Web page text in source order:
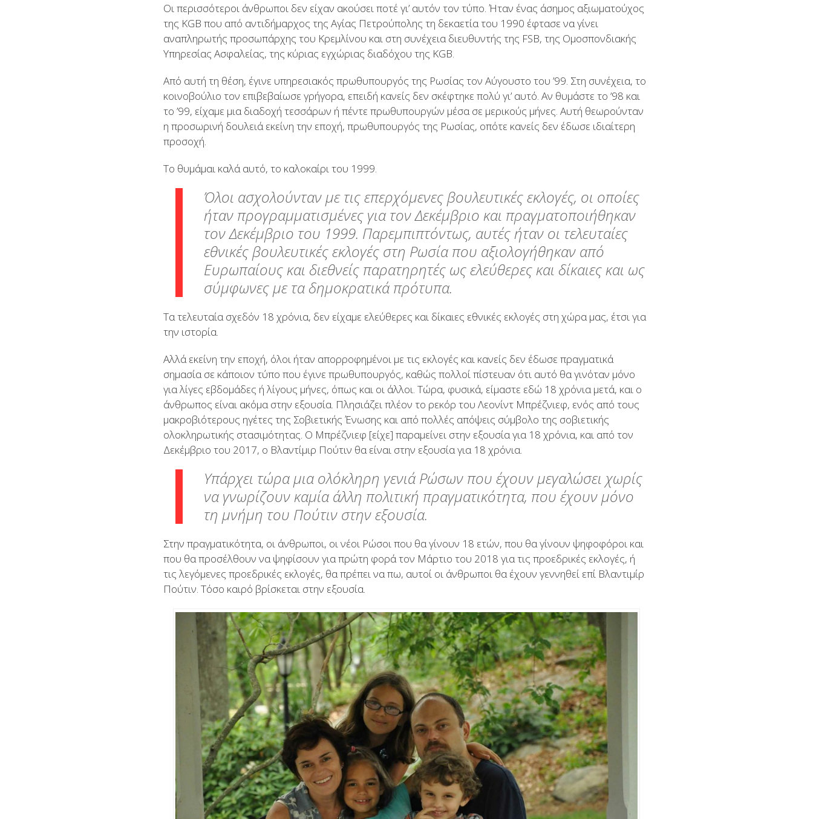
Οι περισσότεροι άνθρωποι δεν είχαν ακούσει ποτέ γι’ αυτόν τον τύπο. Ήταν ένας άσημος αξιωματούχος
της KGB που από αντιδήμαρχος της Αγίας Πετρούπολης τη δεκαετία του 1990 έφτασε να γίνει
αναπληρωτής προσωπάρχης του Κρεμλίνου και στη συνέχεια διευθυντής της FSB, της Ομοσπονδιακής
Υπηρεσίας Ασφαλείας, της κύριας εγχώριας διαδόχου της KGB.
Από αυτή τη θέση, έγινε υπηρεσιακός πρωθυπουργός της Ρωσίας τον Αύγουστο του ’99. Στη συνέχεια, το
κοινοβούλιο τον επιβεβαίωσε γρήγορα, επειδή κανείς δεν σκέφτηκε πολύ γι’ αυτό. Αν θυμάστε το ’98 και
το ’99, είχαμε μια διαδοχή τεσσάρων ή πέντε πρωθυπουργών μέσα σε μερικούς μήνες. Αυτή θεωρούνταν
η προσωρινή δουλειά εκείνη την εποχή, πρωθυπουργός της Ρωσίας, οπότε κανείς δεν έδωσε ιδιαίτερη
προσοχή.
Το θυμάμαι καλά αυτό, το καλοκαίρι του 1999.
Όλοι ασχολούνταν με τις επερχόμενες βουλευτικές εκλογές, οι οποίες
ήταν προγραμματισμένες για τον Δεκέμβριο και πραγματοποιήθηκαν
τον Δεκέμβριο του 1999. Παρεμπιπτόντως, αυτές ήταν οι τελευταίες
εθνικές βουλευτικές εκλογές στη Ρωσία που αξιολογήθηκαν από
Ευρωπαίους και διεθνείς παρατηρητές ως ελεύθερες και δίκαιες και ως
σύμφωνες με τα δημοκρατικά πρότυπα.
Τα τελευταία σχεδόν 18 χρόνια, δεν είχαμε ελεύθερες και δίκαιες εθνικές εκλογές στη χώρα μας, έτσι για
την ιστορία.
Αλλά εκείνη την εποχή, όλοι ήταν απορροφημένοι με τις εκλογές και κανείς δεν έδωσε πραγματικά
σημασία σε κάποιον τύπο που έγινε πρωθυπουργός, καθώς πολλοί πίστευαν ότι αυτό θα γινόταν μόνο
για λίγες εβδομάδες ή λίγους μήνες, όπως και οι άλλοι. Τώρα, φυσικά, είμαστε εδώ 18 χρόνια μετά, και ο
άνθρωπος είναι ακόμα στην εξουσία. Πλησιάζει πλέον το ρεκόρ του Λεονίντ Μπρέζνιεφ, ενός από τους
μακροβιότερους ηγέτες της Σοβιετικής Ένωσης και από πολλές απόψεις σύμβολο της σοβιετικής
ολοκληρωτικής στασιμότητας. Ο Μπρέζνιεφ [είχε] παραμείνει στην εξουσία για 18 χρόνια, και από τον
Δεκέμβριο του 2017, ο Βλαντίμιρ Πούτιν θα είναι στην εξουσία για 18 χρόνια.
Υπάρχει τώρα μια ολόκληρη γενιά Ρώσων που έχουν μεγαλώσει χωρίς
να γνωρίζουν καμία άλλη πολιτική πραγματικότητα, που έχουν μόνο
τη μνήμη του Πούτιν στην εξουσία.
Στην πραγματικότητα, οι άνθρωποι, οι νέοι Ρώσοι που θα γίνουν 18 ετών, που θα γίνουν ψηφοφόροι και
που θα προσέλθουν να ψηφίσουν για πρώτη φορά τον Μάρτιο του 2018 για τις προεδρικές εκλογές, ή
τις λεγόμενες προεδρικές εκλογές, θα πρέπει να πω, αυτοί οι άνθρωποι θα έχουν γεννηθεί επί Βλαντιμίρ
Πούτιν. Τόσο καιρό βρίσκεται στην εξουσία.